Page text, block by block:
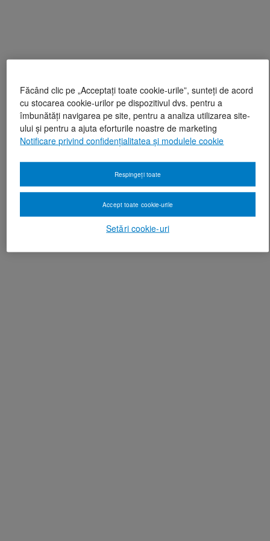
Făcând clic pe „Acceptați toate cookie-urile”, sunteți de acord
cu stocarea cookie-urilor pe dispozitivul dvs. pentru a
îmbunătăți navigarea pe site, pentru a analiza utilizarea site-
ului și pentru a ajuta eforturile noastre de marketing
Notificare privind confidențialitatea și modulele cookie
Setări cookie-uri
Respingeți toate
Accept toate cookie-urile